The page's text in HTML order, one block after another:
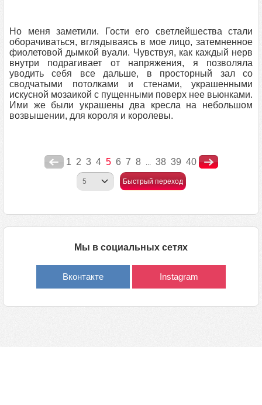
Но меня заметили. Гости его светлейшества стали
оборачиваться, вглядываясь в мое лицо, затемненное
фиолетовой дымкой вуали. Чувствуя, как каждый нерв
внутри подрагивает от напряжения, я позволяла
уводить себя все дальше, в просторный зал со
сводчатыми потолками и стенами, украшенными
искусной мозаикой с пущенными поверх нее вьюнками.
Ими же были украшены два кресла на небольшом
возвышении, для короля и королевы.
1 2 3 4 5 6 7 8 ... 38 39 40
Быстрый переход
Мы в социальных сетях
Вконтакте Instagram